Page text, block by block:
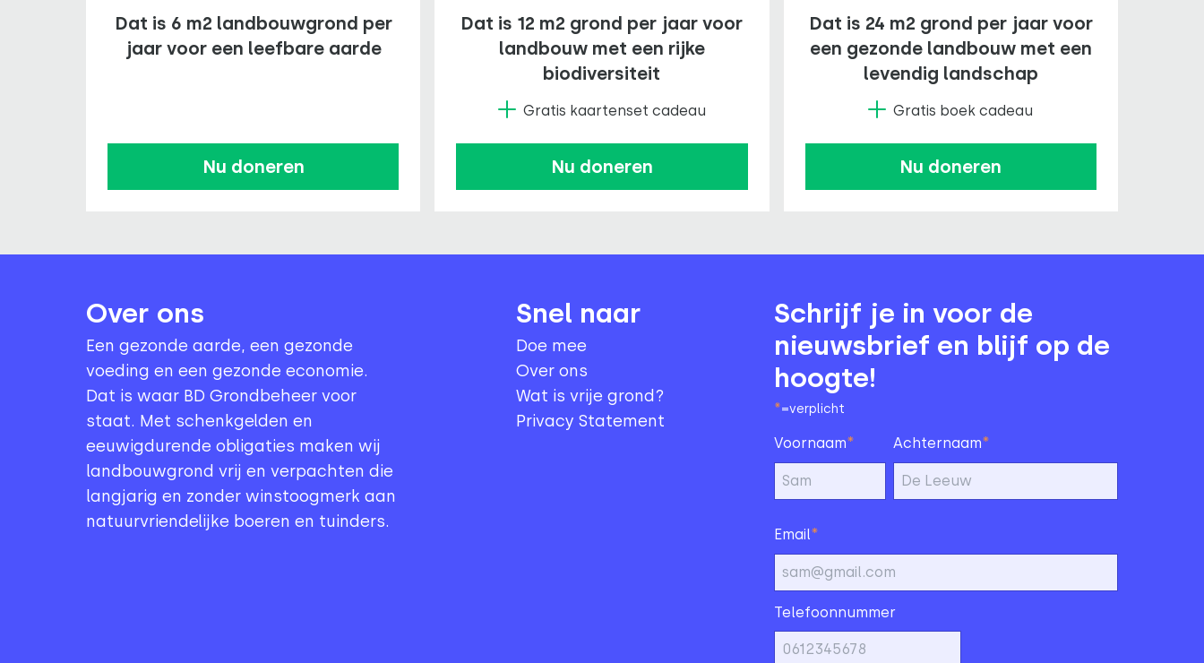
Dat is 6 m2 landbouwgrond per
jaar voor een leefbare aarde
Nu doneren
Dat is 12 m2 grond per jaar voor
landbouw met een rijke
biodiversiteit
Gratis kaartenset cadeau
Nu doneren
Dat is 24 m2 grond per jaar voor
een gezonde landbouw met een
levendig landschap
Gratis boek cadeau
Nu doneren
Over ons
Een gezonde aarde, een gezonde
voeding en een gezonde economie.
Dat is waar BD Grondbeheer voor
staat. Met schenkgelden en
eeuwigdurende obligaties maken wij
landbouwgrond vrij en verpachten die
langjarig en zonder winstoogmerk aan
natuurvriendelijke boeren en tuinders.
Snel naar
Doe mee
Over ons
Wat is vrije grond?
Privacy Statement
Schrijf je in voor de
nieuwsbrief en blijf op de
hoogte!
*=verplicht
Voornaam* Achternaam*
Email*
Telefoonnummer